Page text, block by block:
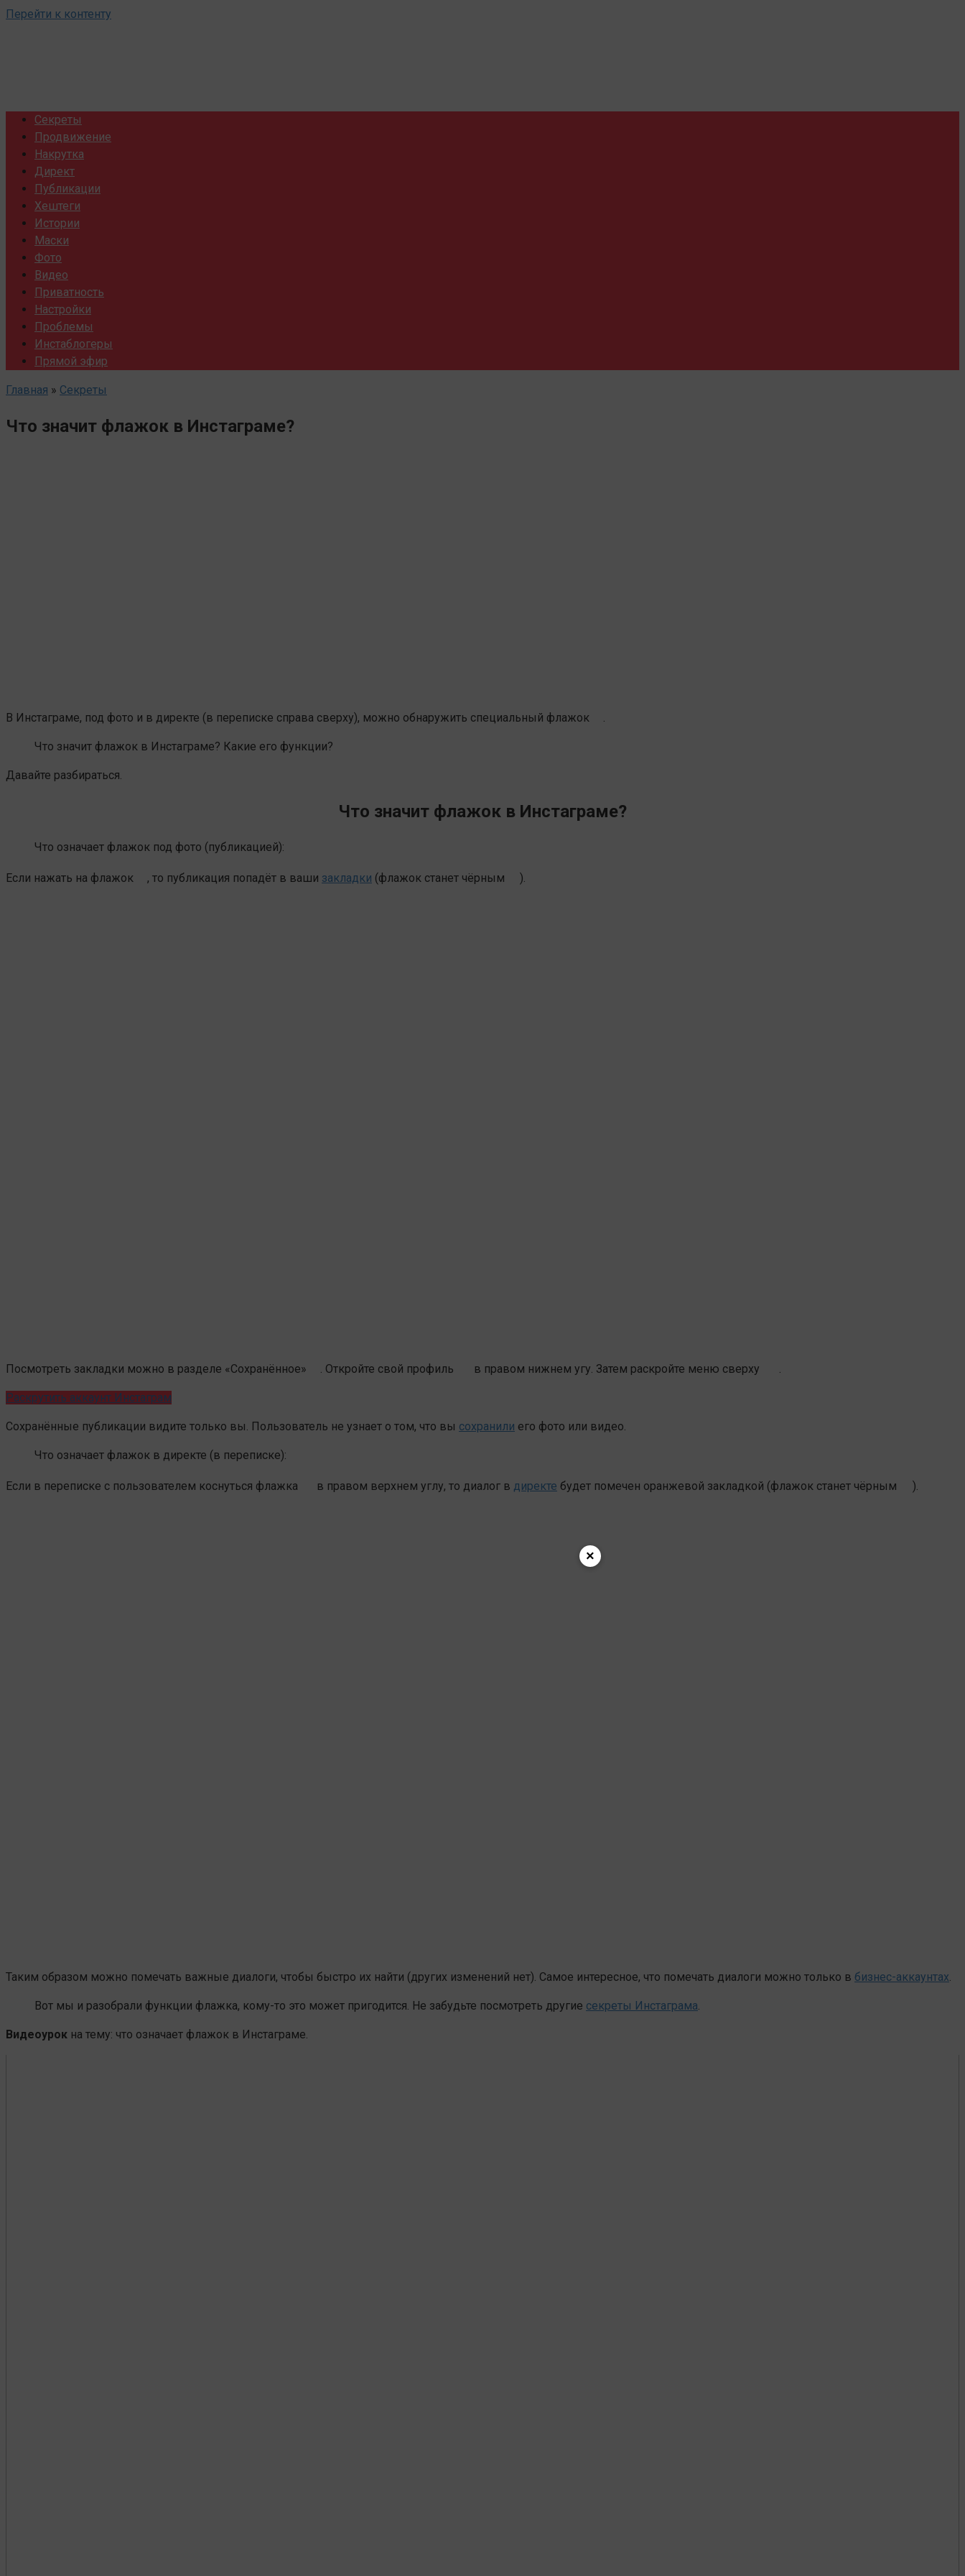
Перейти к контенту
Секреты
Продвижение
Накрутка
Директ
Публикации
Хештеги
Истории
Маски
Фото
Видео
Приватность
Настройки
Проблемы
Инстаблогеры
Прямой эфир
Главная » Секреты
Что значит флажок в Инстаграме?
В Инстаграме, под фото и в директе (в переписке справа сверху), можно обнаружить специальный флажок .
Что значит флажок в Инстаграме? Какие его функции?
Давайте разбираться.
Что значит флажок в Инстаграме?
Что означает флажок под фото (публикацией):
Если нажать на флажок , то публикация попадёт в ваши закладки (флажок станет чёрным ).
Посмотреть закладки можно в разделе «Сохранённое» . Откройте свой профиль в правом нижнем угу. Затем раскройте меню сверху
Раскрутить аккаунт Инстаграм
Сохранённые публикации видите только вы. Пользователь не узнает о том, что вы сохранили его фото или видео.
Что означает флажок в директе (в переписке):
Если в переписке с пользователем коснуться флажка в правом верхнем углу, то диалог в директе будет помечен оранжевой закладкой (флажок станет чёрным ).
Таким образом можно помечать важные диалоги, чтобы быстро их найти (других изменений нет). Самое интересное, что помечать диалоги можно только в бизнес-аккаунтах
Вот мы и разобрали функции флажка, кому-то это может пригодится. Не забудьте посмотреть другие секреты Инстаграма
Видеоурок на тему: что означает флажок в Инстаграме.
×